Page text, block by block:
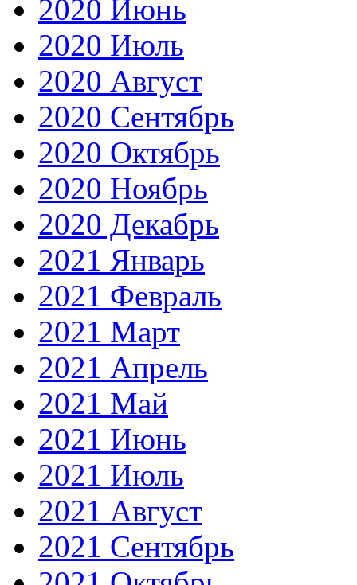
2020 Июнь
2020 Июль
2020 Август
2020 Сентябрь
2020 Октябрь
2020 Ноябрь
2020 Декабрь
2021 Январь
2021 Февраль
2021 Март
2021 Апрель
2021 Май
2021 Июнь
2021 Июль
2021 Август
2021 Сентябрь